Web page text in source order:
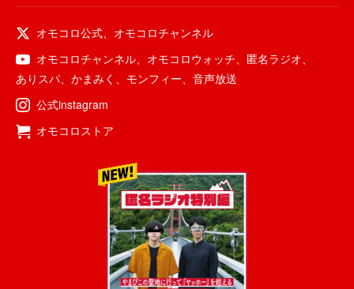
オモコロ公式、 オモコロチャンネル
オモコロチャンネル、 オモコロウォッチ、 匿名ラジオ、
ありスパ、 かまみく 、 モンフィー、 音声放送
公式instagram
オモコロストア